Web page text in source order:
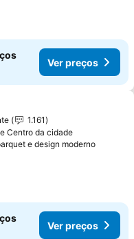
Ver preços
aos favoritos
1.161
Centro da cidade
e design moderno
Ver preços